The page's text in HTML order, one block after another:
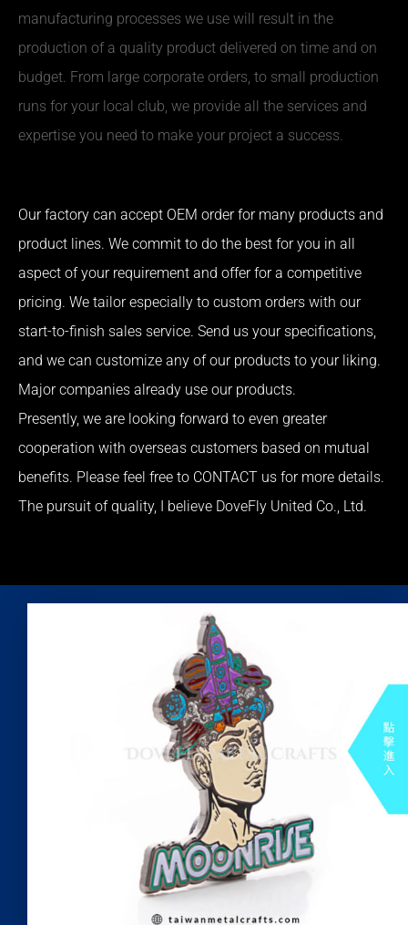
manufacturing processes we use will result in the
production of a quality product delivered on time and on
budget. From large corporate orders, to small production
runs for your local club, we provide all the services and
expertise you need to make your project a success.
Our factory can accept OEM order for many products and
product lines. We commit to do the best for you in all
aspect of your requirement and offer for a competitive
pricing. We tailor especially to custom orders with our
start-to-finish sales service. Send us your specifications,
and we can customize any of our products to your liking.
Major companies already use our products.
Presently, we are looking forward to even greater
cooperation with overseas customers based on mutual
benefits. Please feel free to CONTACT us for more details.
The pursuit of quality, I believe DoveFly United Co., Ltd.